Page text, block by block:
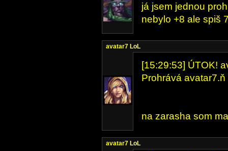
já jsem jednou
nebylo +8 ale spiš
avatar7 LoL
[15:29:53] ÚTOK!
Prohrává avatar7.ň
na zarasha som
avatar7 LoL